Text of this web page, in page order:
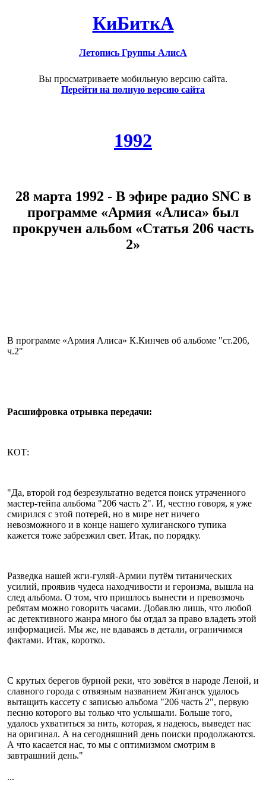
КиБиткА
Летопись Группы АлисА
Вы просматриваете мобильную версию сайта.
Перейти на полную версию сайта
1992
28 марта 1992 - В эфире радио SNC в
программе «Армия «Алиса» был
прокручен альбом «Статья 206 часть
2»
В программе «Армия Алиса» К.Кинчев об альбоме "ст.206,
ч.2"
Расшифровка отрывка передачи:
КОТ:
"Да, второй год безрезультатно ведется поиск утраченного
мастер-тейпа альбома "206 часть 2". И, честно говоря, я уже
смирился с этой потерей, но в мире нет ничего
невозможного и в конце нашего хулиганского тупика
кажется тоже забрезжил свет. Итак, по порядку.
Разведка нашей жги-гуляй-Армии путём титанических
усилий, проявив чудеса находчивости и героизма, вышла на
след альбома. О том, что пришлось вынести и превозмочь
ребятам можно говорить часами. Добавлю лишь, что любой
ас детективного жанра много бы отдал за право владеть этой
информацией. Мы же, не вдаваясь в детали, ограничимся
фактами. Итак, коротко.
С крутых берегов бурной реки, что зовётся в народе Леной, и
славного города с отвязным названием Жиганск удалось
вытащить кассету с записью альбома "206 часть 2", первую
песню которого вы только что услышали. Больше того,
удалось ухватиться за нить, которая, я надеюсь, выведет нас
на оригинал. А на сегодняшний день поиски продолжаются.
А что касается нас, то мы с оптимизмом смотрим в
завтрашний день."
...